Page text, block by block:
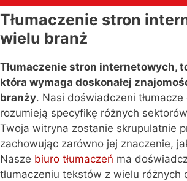
Tłumaczenie stron
wielu branż
Tłumaczenie stron internetowych,
która wymaga doskonałej
branży. Nasi doświadczeni tłumacze
rozumieją specyfikę różnych
Twoja witryna zostanie skrupulatnie
zachowując zarówno jej znaczenie,
Nasze biuro tłumaczeń ma
tłumaczeniu tekstów z wielu różnych